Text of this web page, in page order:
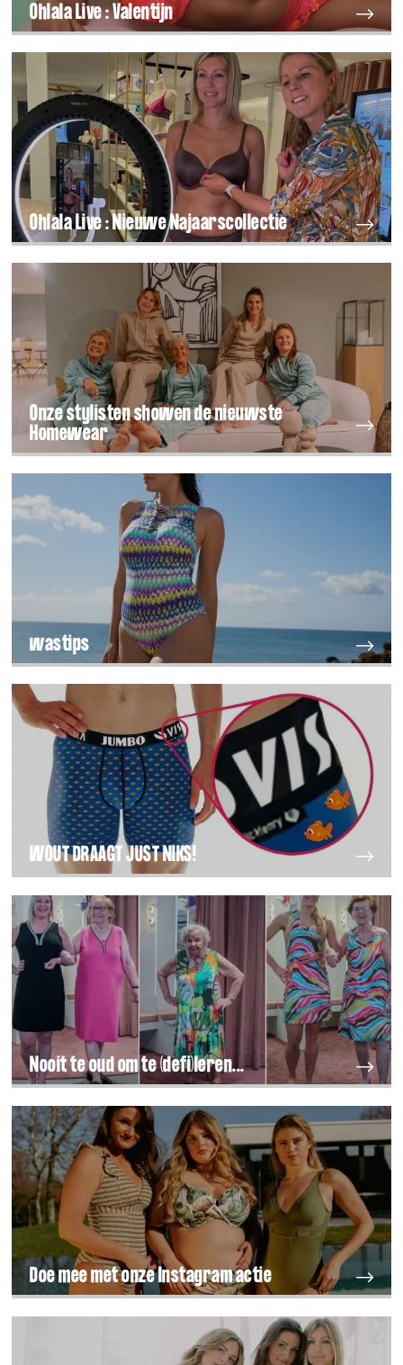
Ohlala Live : Valentijn
Ohlala Live : Nieuwe Najaarscollectie
Onze stylisten showen de nieuwste
Homewear
wastips
WOUT DRAAGT JUST NIKS!
Nooit te oud om te (defi)leren...
Doe mee met onze Instagram actie